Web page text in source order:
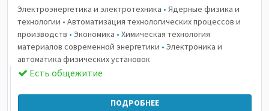
Электроэнергетика и электротехника • Ядерные физика и
технологии • Автоматизация технологических процессов и
производств • Экономика • Химическая технология
материалов современной энергетики • Электроника и
автоматика физических установок
Есть общежитие
ПОДРОБНЕЕ